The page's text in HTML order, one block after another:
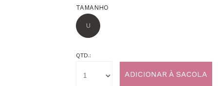
TAMANHO
U
QTD.: